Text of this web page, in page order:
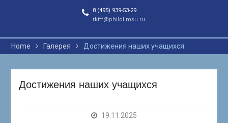
8 (495) 939-53-29
rkiff@philol.msu.ru
Home Галерея Достижения наших учащихся
Достижения наших учащихся
19.11.2025